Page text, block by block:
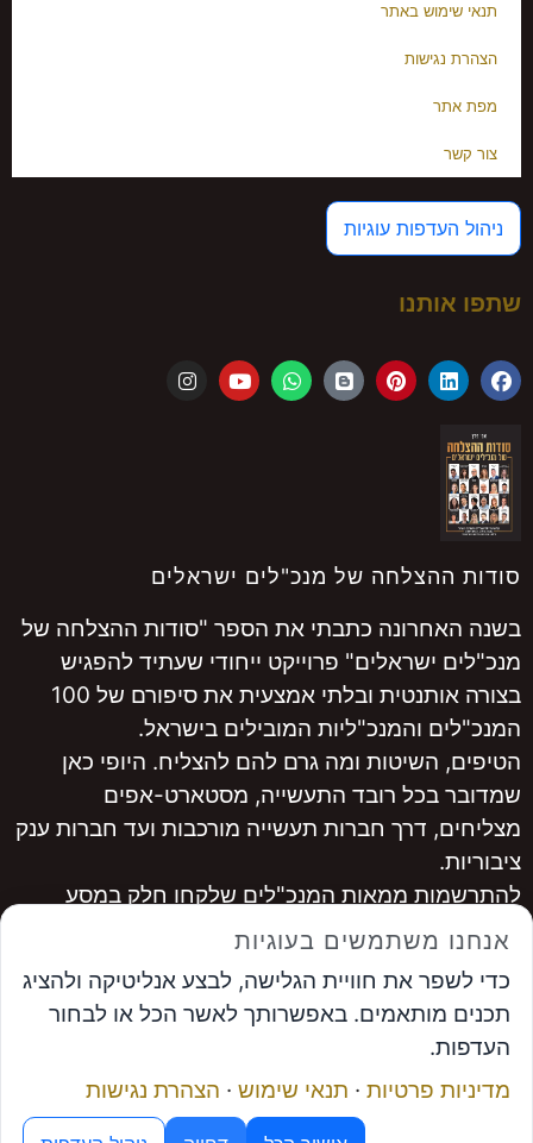
תנאי שימוש באתר
הצהרת נגישות
מפת אתר
צור קשר
ניהול העדפות עוגיות
שתפו אותנו
סודות ההצלחה של מנכ"לים ישראלים
בשנה האחרונה כתבתי את הספר "סודות ההצלחה של
מנכ"לים ישראלים" פרוייקט ייחודי שעתיד להפגיש
בצורה אותנטית ובלתי אמצעית את סיפורם של 100
המנכ"לים והמנכ"ליות המובילים בישראל.
הטיפים, השיטות ומה גרם להם להצליח. היופי כאן
שמדובר בכל רובד התעשייה, מסטארט-אפים
מצליחים, דרך חברות תעשייה מורכבות ועד חברות ענק
ציבוריות.
להתרשמות ממאות המנכ"לים שלקחו חלק במסע
...............
אבי פרץ, מייסד פורום המנכ"לים ומנכ"ל פתרונות
אפקטיביים
מנוע ה-AI של פורום המנכ"לים
תיאום פגישה
אנחנו משתמשים בעוגיות
כדי לשפר את חוויית הגלישה, לבצע אנליטיקה ולהציג
תכנים מותאמים. באפשרותך לאשר הכל או לבחור
העדפות.
מדיניות פרטיות · תנאי שימוש · הצהרת נגישות